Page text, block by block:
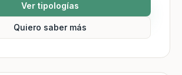
Ver tipologías
Quiero saber más